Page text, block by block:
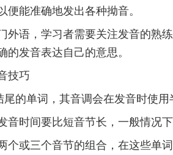
能准确地发出各种拗音。
外语，学习者需要关注发音的熟
的发音表达自己的意思。
技巧
尾的单词，其音调会在发音时使
音时间要比短音节长，一般情况
个或三个音节的组合，在这些单